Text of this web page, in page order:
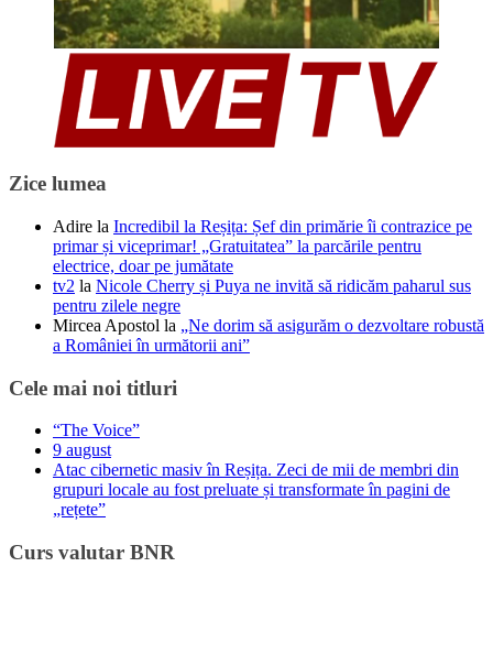
Zice lumea
Adire la Incredibil la Reșița: Șef din primărie îi contrazice pe
primar și viceprimar! „Gratuitatea” la parcările pentru
electrice, doar pe jumătate
tv2 la Nicole Cherry și Puya ne invită să ridicăm paharul sus
pentru zilele negre
Mircea Apostol la „Ne dorim să asigurăm o dezvoltare robustă
a României în următorii ani”
Cele mai noi titluri
“The Voice”
9 august
Atac cibernetic masiv în Reșița. Zeci de mii de membri din
grupuri locale au fost preluate și transformate în pagini de
„rețete”
Curs valutar BNR